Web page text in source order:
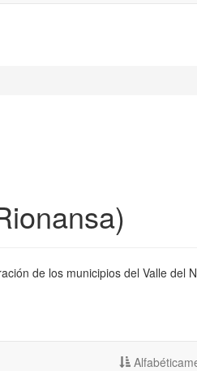
de los municipios del Valle